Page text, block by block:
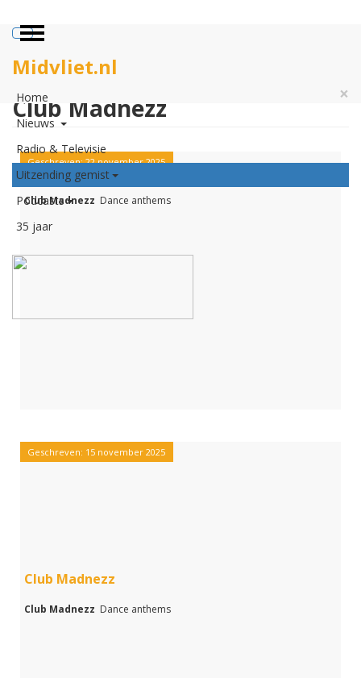
Midvliet.nl
×
Home
Nieuws
Radio & Televisie
Uitzending gemist
Podcasts
35 jaar
Club Madnezz
Geschreven: 22 november 2025
Club Madnezz
Club Madnezz Dance anthems
Geschreven: 15 november 2025
Club Madnezz
Club Madnezz Dance anthems